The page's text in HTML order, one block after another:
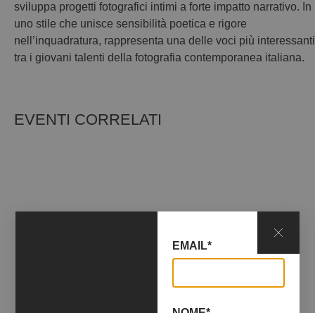
sviluppa progetti fotografici intimi a forte impatto narrativo. In
uno stile che unisce sensibilità poetica e rigore
nell’inquadratura, rappresenta una delle voci più interessanti
tra i giovani talenti della fotografia contemporanea italiana.
EVENTI CORRELATI
EMAIL*